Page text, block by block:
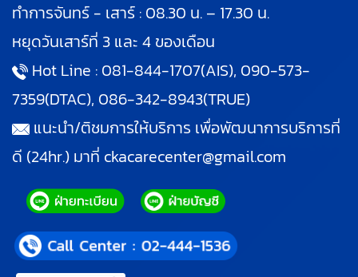
ทำการจันทร์ - เสาร์ : 08.30 น. – 17.30 น.
หยุดวันเสาร์ที่ 3 และ 4 ของเดือน
Hot Line : 081-844-1707(AIS), 090-573-
7359(DTAC), 086-342-8943(TRUE)
แนะนำ/ติชมการให้บริการ เพื่อพัฒนาการบริการที่
ดี (24hr.) มาที่ ckacarecenter@gmail.com